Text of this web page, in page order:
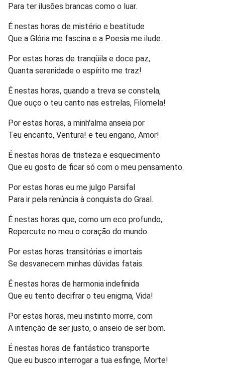
Para ter ilusões brancas como o luar.
É nestas horas de mistério e beatitude
Que a Glória me fascina e a Poesia me ilude.
Por estas horas de tranqüila e doce paz,
Quanta serenidade o espírito me traz!
É nestas horas, quando a treva se constela,
Que ouço o teu canto nas estrelas, Filomela!
Por estas horas, a minh'alma anseia por
Teu encanto, Ventura! e teu engano, Amor!
É nestas horas de tristeza e esquecimento
Que eu gosto de ficar só com o meu pensamento.
Por estas horas eu me julgo Parsifal
Para ir pela renúncia à conquista do Graal.
É nestas horas que, como um eco profundo,
Repercute no meu o coração do mundo.
Por estas horas transitórias e imortais
Se desvanecem minhas dúvidas fatais.
É nestas horas de harmonia indefinida
Que eu tento decifrar o teu enigma, Vida!
Por estas horas, meu instinto morre, com
A intenção de ser justo, o anseio de ser bom.
É nestas horas de fantástico transporte
Que eu busco interrogar a tua esfinge, Morte!